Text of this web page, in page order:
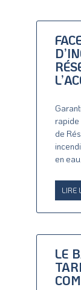
rapide
de
en
LIRE
LE